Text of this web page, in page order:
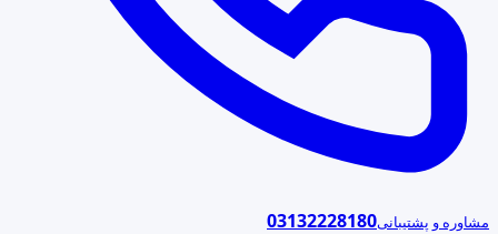
مشاوره و پشتیبانی03132228180